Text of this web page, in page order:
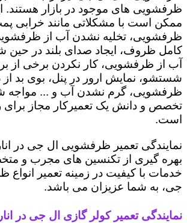
ظرفشویی های موجود در بازار هستند.
ممکن است با مشکلاتی مانند خرابی
ظرفشویی، تخلیه نشدن آب از
کامل ظروف، ایجاد صدای بلند در
آب از ظرفشویی، کار نکردن برخی از
شستشو، نمایش ارور در پنل، بوی بد از
ظرفشویی، گرم نشدن آب و ... مواجه
تخصص و دانش یک تعمیرکار مجاز برای
است.
نمایندگی تعمیر ظرفشویی ال جی در
بهره گیری از تکنسین های مجرب و
خدمات با کیفیت در زمینه تعمیر
جی، به شما عزیزان می باشد.
نمایندگی تعمیر کولر گازی ال جی در